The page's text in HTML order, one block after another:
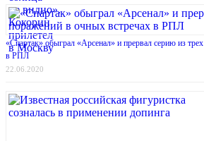
«Спартак» обыграл «Арсенал» и прервал серию из
в РПЛ
22.06.2020